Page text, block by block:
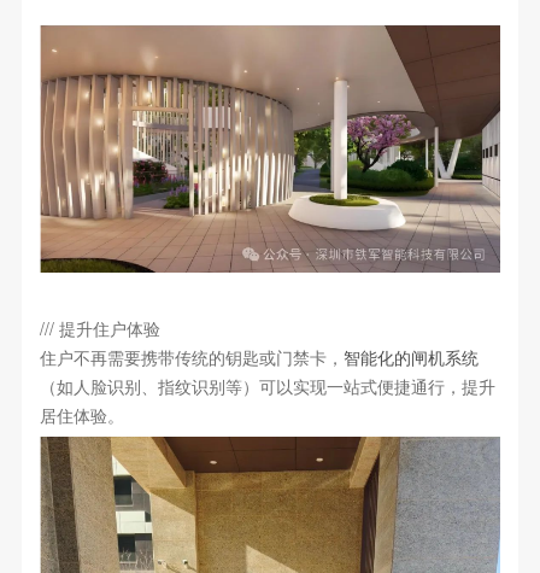
/// 提升住户体验
住户不再需要携带传统的钥匙或门禁卡， 智能化的闸机系统
（如人脸识别、指纹识别等）可以实现一站式便捷通行，提升
居住体验。